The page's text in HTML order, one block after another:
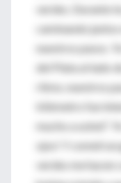
verdes. Durante
caminando
nuestros pasos.
del Plata al lado
ritmo, nuestros
kilómetro fue
mucho a usted”.
ojos! Y cometí
verdes me hacen